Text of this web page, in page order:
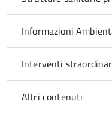
Informazioni
Interventi
Altri contenuti